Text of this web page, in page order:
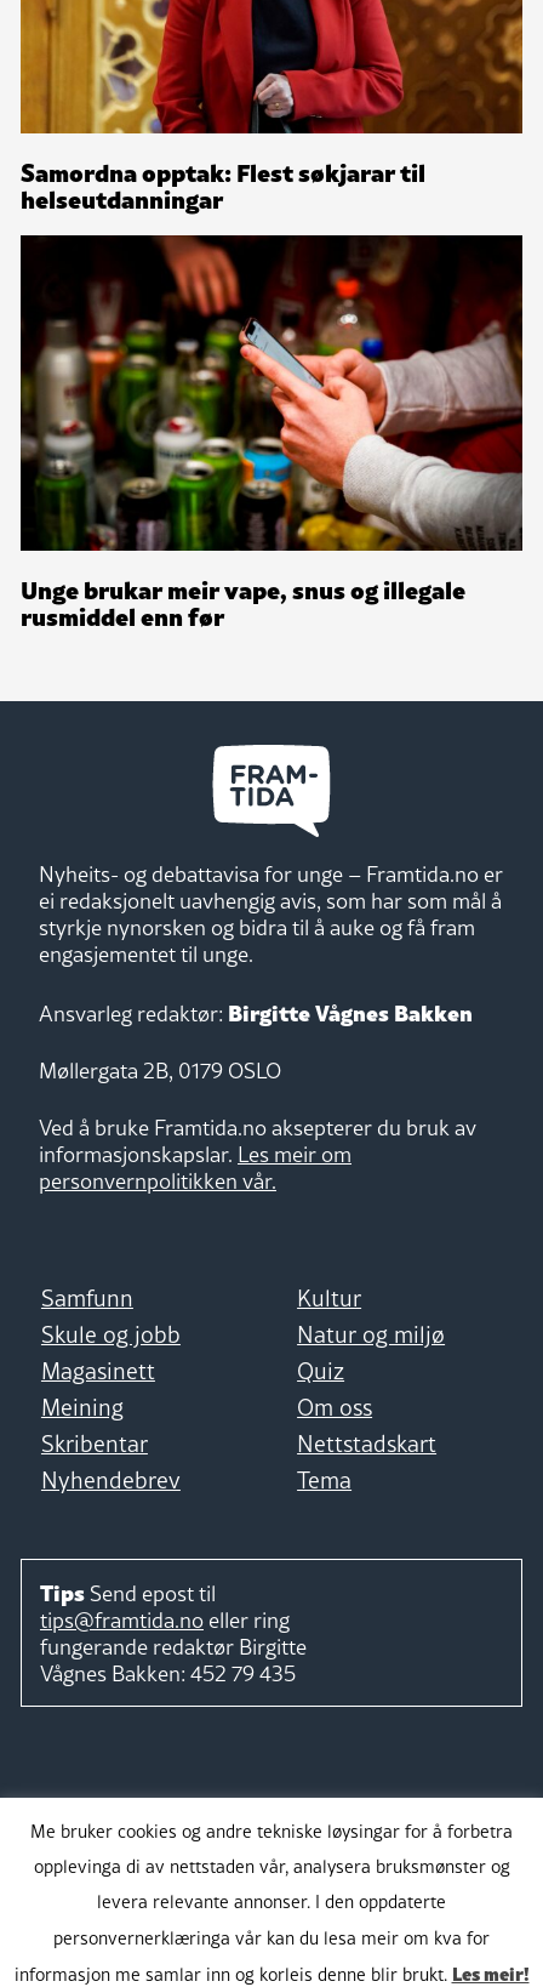
Samordna opptak: Flest søkjarar til
helseutdanningar
Unge brukar meir vape, snus og illegale
rusmiddel enn før
Nyheits- og debattavisa for unge – Framtida.no er
ei redaksjonelt uavhengig avis, som har som mål å
styrkje nynorsken og bidra til å auke og få fram
engasjementet til unge.
Ansvarleg redaktør: Birgitte Vågnes Bakken
Møllergata 2B, 0179 OSLO
Ved å bruke Framtida.no aksepterer du bruk av
informasjonskapslar. Les meir om
personvernpolitikken vår.
Samfunn
Kultur
Skule og jobb
Natur og miljø
Magasinett
Quiz
Meining
Om oss
Skribentar
Nettstadskart
Nyhendebrev
Tema
Tips Send epost til
tips@framtida.no eller ring
fungerande redaktør Birgitte
Vågnes Bakken: 452 79 435
Takk for støtta:
Me bruker cookies og andre tekniske løysingar for å forbetra
opplevinga di av nettstaden vår, analysera bruksmønster og
levera relevante annonser. I den oppdaterte
personvernerklæringa vår kan du lesa meir om kva for
informasjon me samlar inn og korleis denne blir brukt. Les meir!